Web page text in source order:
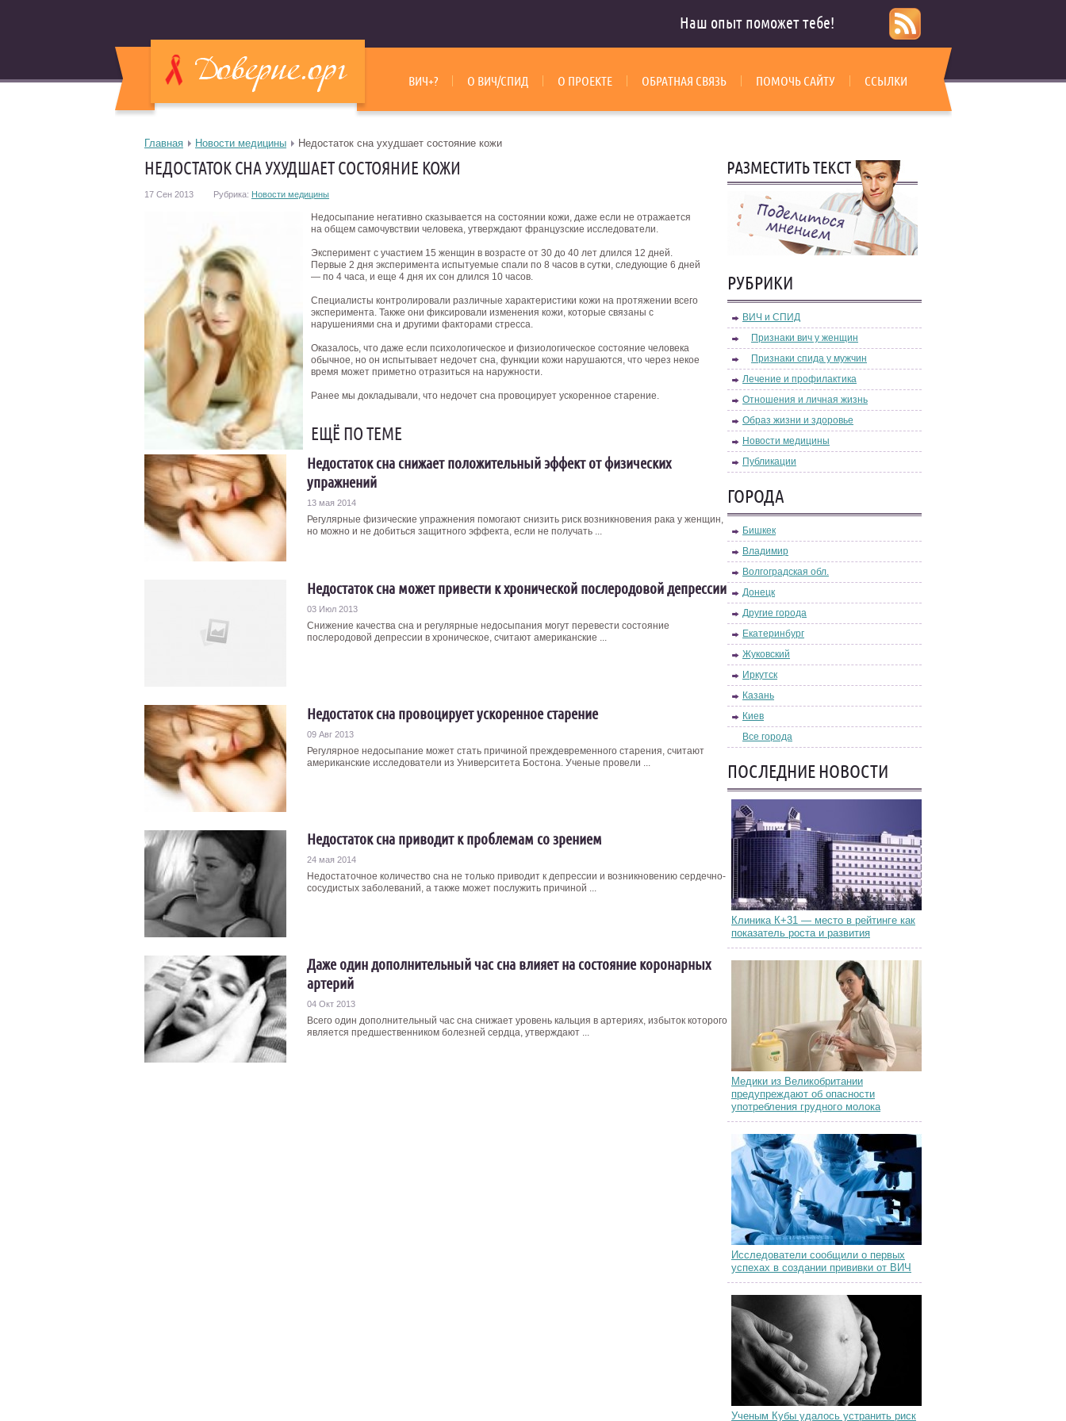
Наш опыт поможет тебе!
ВИЧ+? О ВИЧ/СПИД О ПРОЕКТЕ ОБРАТНАЯ СВЯЗЬ ПОМОЧЬ САЙТУ ССЫЛКИ
Главная Новости медицины Недостаток сна ухудшает состояние кожи
НЕДОСТАТОК СНА УХУДШАЕТ СОСТОЯНИЕ КОЖИ
17 Сен 2013 Рубрика: Новости медицины
Недосыпание негативно сказывается на состоянии кожи, даже если не отражается
на общем самочувствии человека, утверждают французские исследователи.
Эксперимент с участием 15 женщин в возрасте от 30 до 40 лет длился 12 дней.
Первые 2 дня эксперимента испытуемые спали по 8 часов в сутки, следующие 6 дней
— по 4 часа, и еще 4 дня их сон длился 10 часов.
Специалисты контролировали различные характеристики кожи на протяжении всего
эксперимента. Также они фиксировали изменения кожи, которые связаны с
нарушениями сна и другими факторами стресса.
Оказалось, что даже если психологическое и физиологическое состояние человека
обычное, но он испытывает недочет сна, функции кожи нарушаются, что через некое
время может приметно отразиться на наружности.
Ранее мы докладывали, что недочет сна провоцирует ускоренное старение.
ЕЩЁ ПО ТЕМЕ
Недостаток сна снижает положительный эффект от физических
упражнений
13 мая 2014
Регулярные физические упражнения помогают снизить риск возникновения рака у женщин,
но можно и не добиться защитного эффекта, если не получать ...
Недостаток сна может привести к хронической послеродовой депрессии
03 Июл 2013
Снижение качества сна и регулярные недосыпания могут перевести состояние
послеродовой депрессии в хроническое, считают американские ...
Недостаток сна провоцирует ускоренное старение
09 Авг 2013
Регулярное недосыпание может стать причиной преждевременного старения, считают
американские исследователи из Университета Бостона. Ученые провели ...
Недостаток сна приводит к проблемам со зрением
24 мая 2014
Недостаточное количество сна не только приводит к депрессии и возникновению сердечно-
сосудистых заболеваний, а также может послужить причиной ...
Даже один дополнительный час сна влияет на состояние коронарных
артерий
04 Окт 2013
Всего один дополнительный час сна снижает уровень кальция в артериях, избыток которого
является предшественником болезней сердца, утверждают ...
РУБРИКИ
ВИЧ и СПИД
Признаки вич у женщин
Признаки спида у мужчин
Лечение и профилактика
Отношения и личная жизнь
Образ жизни и здоровье
Новости медицины
Публикации
ГОРОДА
Бишкек
Владимир
Волгоградская обл.
Донецк
Другие города
Екатеринбург
Жуковский
Иркутск
Казань
Киев
Все города
ПОСЛЕДНИЕ НОВОСТИ
Клиника К+31 — место в рейтинге как
показатель роста и развития
Медики из Великобритании
предупреждают об опасности
употребления грудного молока
Исследователи сообщили о первых
успехах в создании прививки от ВИЧ
Ученым Кубы удалось устранить риск